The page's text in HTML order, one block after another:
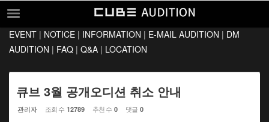
EVENT
INFORMATION
E-MAIL AUDITION
EVENT | NOTICE | INFORMATION | E-MAIL AUDITION | DM
AUDITION | FAQ | Q&A | LOCATION
큐브 3월 공개오디션 취소 안내
관리자 조회 수 12789 추천 수 0 댓글 0